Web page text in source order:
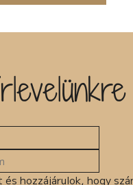
hozzájárulok, hogy